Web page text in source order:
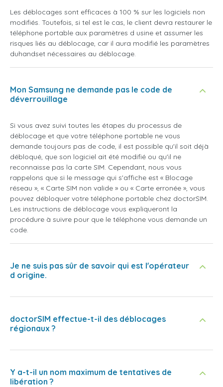
Les déblocages sont efficaces à 100 % sur les logiciels non
modifiés. Toutefois, si tel est le cas, le client devra restaurer le
téléphone portable aux paramètres d usine et assumer les
risques liés au déblocage, car il aura modifié les paramètres
duhandset nécessaires au déblocage.
Mon Samsung ne demande pas le code de
déverrouillage
Si vous avez suivi toutes les étapes du processus de
déblocage et que votre téléphone portable ne vous
demande toujours pas de code, il est possible qu'il soit déjà
débloqué, que son logiciel ait été modifié ou qu'il ne
reconnaisse pas la carte SIM. Cependant, nous vous
rappelons que si le message qui s'affiche est « Blocage
réseau », « Carte SIM non valide » ou « Carte erronée », vous
pouvez débloquer votre téléphone portable chez doctorSIM.
Les instructions de déblocage vous expliqueront la
procédure à suivre pour que le téléphone vous demande un
code.
Je ne suis pas sûr de savoir qui est l'opérateur
d origine.
doctorSIM effectue-t-il des déblocages
régionaux ?
Y a-t-il un nom maximum de tentatives de
libération ?